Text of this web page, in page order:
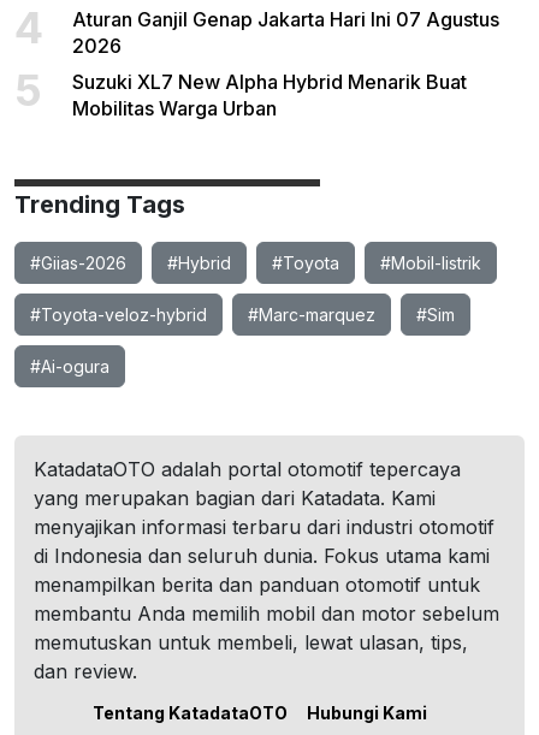
4
Aturan Ganjil Genap Jakarta Hari Ini 07 Agustus
2026
5
Suzuki XL7 New Alpha Hybrid Menarik Buat
Mobilitas Warga Urban
Trending Tags
#Giias-2026 #Hybrid #Toyota #Mobil-listrik
#Toyota-veloz-hybrid #Marc-marquez #Sim
#Ai-ogura
KatadataOTO adalah portal otomotif tepercaya
yang merupakan bagian dari Katadata. Kami
menyajikan informasi terbaru dari industri otomotif
di Indonesia dan seluruh dunia. Fokus utama kami
menampilkan berita dan panduan otomotif untuk
membantu Anda memilih mobil dan motor sebelum
memutuskan untuk membeli, lewat ulasan, tips,
dan review.
Tentang KatadataOTO Hubungi Kami